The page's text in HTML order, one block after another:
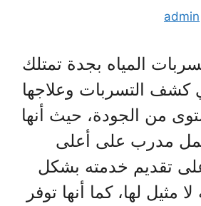
admin
المياه بجدة تمتلك
كشف التسربات وعلاجها
من الجودة، حيث أنها
مدرب على أعلى
تقديم خدمته بشكل
مثيل لها، كما أنها توفر